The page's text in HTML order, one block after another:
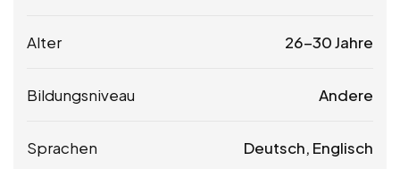
Alter 26-30 Jahre
Bildungsniveau Andere
Sprachen Deutsch, Englisch